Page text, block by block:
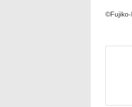
©Fujiko-